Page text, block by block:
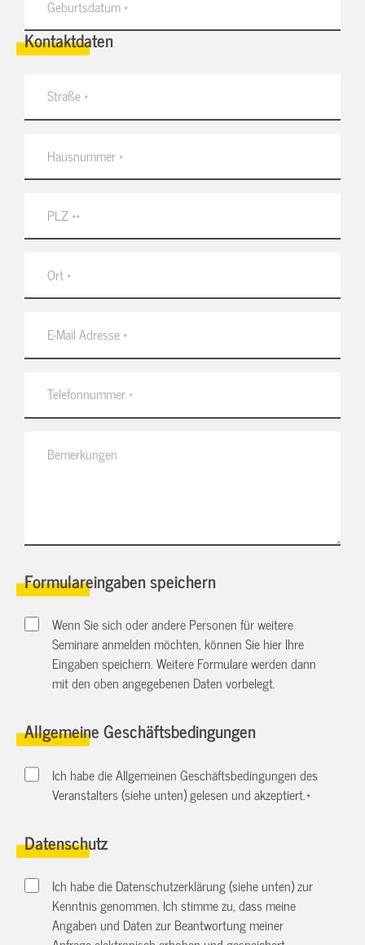
Kontaktdaten
Formulareingaben speichern
Wenn Sie sich oder andere Personen für weitere
Seminare anmelden möchten, können Sie hier Ihre
Eingaben speichern. Weitere Formulare werden dann
mit den oben angegebenen Daten vorbelegt.
Allgemeine Geschäftsbedingungen
Ich habe die Allgemeinen Geschäftsbedingungen des
Veranstalters (siehe unten) gelesen und akzeptiert.*
Datenschutz
Ich habe die Datenschutzerklärung (siehe unten) zur
Kenntnis genommen. Ich stimme zu, dass meine
Angaben und Daten zur Beantwortung meiner